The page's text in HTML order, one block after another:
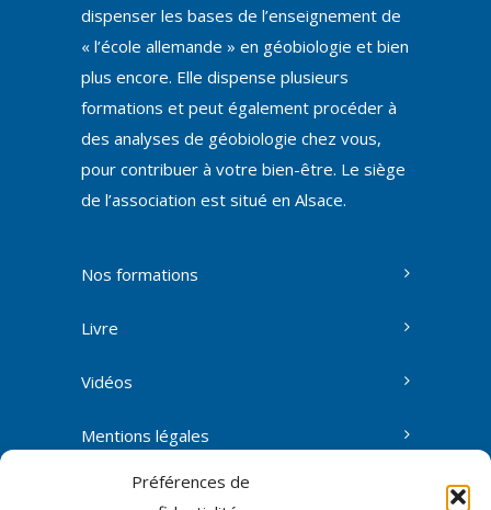
Préférences de
dispenser les bases de l’enseignement de
« l’école allemande » en géobiologie et bien
plus encore. Elle dispense plusieurs
formations et peut également procéder à
des analyses de géobiologie chez vous,
pour contribuer à votre bien-être. Le siège
de l’association est situé en Alsace.
Nos formations
Livre
Vidéos
Mentions légales